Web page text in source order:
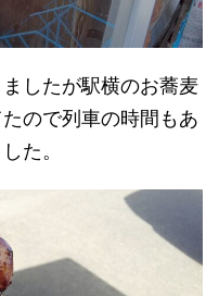
したが駅横のお蕎麦
ので列車の時間もあ
た。